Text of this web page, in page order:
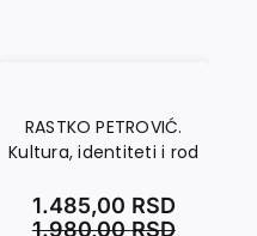
RASTKO PETROVIĆ.
Kultura, identiteti i rod
1.980,00RSD
1.485,00 RSD